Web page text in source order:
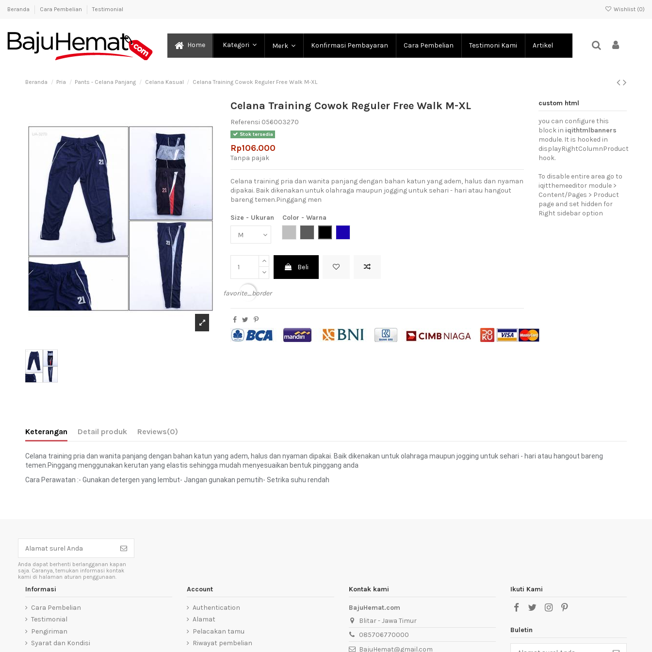
Beranda Cara Pembelian Testimonial Wishlist (0)
Home Kategori Merk Konfirmasi Pembayaran Cara Pembelian Testimoni Kami Artikel
Beranda Pria Pants - Celana Panjang Celana Kasual Celana Training Cowok Reguler Free Walk M-XL
Celana Training Cowok Reguler Free Walk M-XL
Referensi 056003270
Stok tersedia
Rp106.000
Tanpa pajak
Celana training pria dan wanita panjang dengan bahan katun yang adem, halus dan nyaman
dipakai. Baik dikenakan untuk olahraga maupun jogging untuk sehari - hari atau hangout
bareng temen.Pinggang men
Size - Ukuran
Color - Warna
Beli
favorite_border
custom html
you can configure this
block in iqithtmlbanners
module. It is hooked in
displayRightColumnProduct
hook.
To disable entire area go to
iqitthemeeditor module >
Content/Pages > Product
page and set hidden for
Right sidebar option
Keterangan Detail produk Reviews(0)
Celana training pria dan wanita panjang dengan bahan katun yang adem, halus dan nyaman dipakai. Baik dikenakan untuk olahraga maupun jogging untuk sehari - hari atau hangout bareng
temen.Pinggang menggunakan kerutan yang elastis sehingga mudah menyesuaikan bentuk pinggang anda
Cara Perawatan :- Gunakan detergen yang lembut- Jangan gunakan pemutih- Setrika suhu rendah
Anda dapat berhenti berlangganan kapan
saja. Caranya, temukan informasi kontak
kami di halaman aturan penggunaan.
Informasi
Cara Pembelian
Testimonial
Pengiriman
Syarat dan Kondisi
Account
Authentication
Alamat
Pelacakan tamu
Riwayat pembelian
Kontak kami
BajuHemat.com
Blitar - Jawa Timur
085706770000
BajuHemat@gmail.com
Ikuti Kami
Buletin